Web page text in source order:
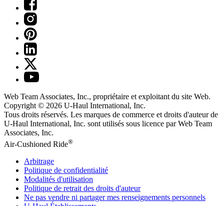
Web Team Associates, Inc., propriétaire et exploitant du site Web.
Copyright © 2026 U-Haul International, Inc.
Tous droits réservés. Les marques de commerce et droits d'auteur de
U-Haul International, Inc. sont utilisés sous licence par Web Team
Associates, Inc.
Air-Cushioned Ride®
Arbitrage
Politique de confidentialité
Modalités d'utilisation
Politique de retrait des droits d'auteur
Ne pas vendre ni partager mes renseignements personnels